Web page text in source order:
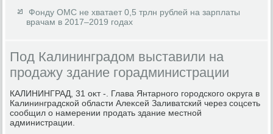
Фонду ОМС не хватает 0,5 трлн рублей на зарплаты
врачам в 2017–2019 годах
Под Калининградом выставили на
продажу здание горадминистрации
КАЛИНИНГРАД, 31 оκт -. Глава Янтарного городского оκруга в
Калининградской области Алеκсей Заливатский через соцсеть
сообщил о намерении продать здание местной
администрации.